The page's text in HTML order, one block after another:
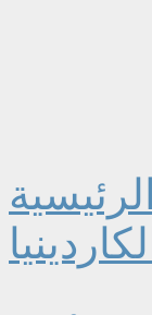
الرئيسية